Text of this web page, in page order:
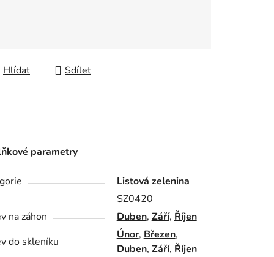
Hlídat Sdílet
parametry
Listová zelenina
SZ0420
na záhon
Duben, Září, Říjen
do skleníku
Únor, Březen,
Duben, Září, Říjen